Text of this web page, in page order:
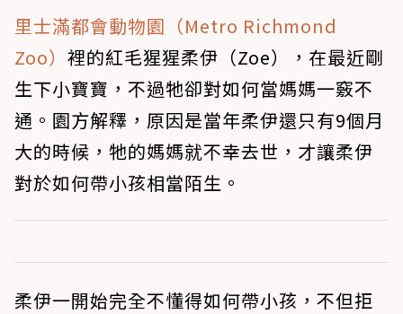
里士滿都會動物園（Metro Richmond
Zoo） 裡的紅毛猩猩柔伊（Zoe），在最近剛
生下小寶寶，不過牠卻對如何當媽媽一竅不
通。園方解釋，原因是當年柔伊還只有9個月
大的時候，牠的媽媽就不幸去世，才讓柔伊
對於如何帶小孩相當陌生。
柔伊一開始完全不懂得如何帶小孩，不但拒